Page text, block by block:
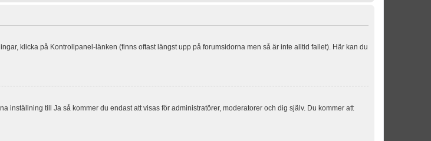
klicka på Kontrollpanel-länken (finns oftast längst upp på forumsidorna men så är inte alltid fallet). Här kan du
inställning till Ja så kommer du endast att visas för administratörer, moderatorer och dig själv. Du kommer att